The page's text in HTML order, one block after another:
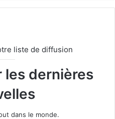
liste de diffusion
les dernières
dans le monde.